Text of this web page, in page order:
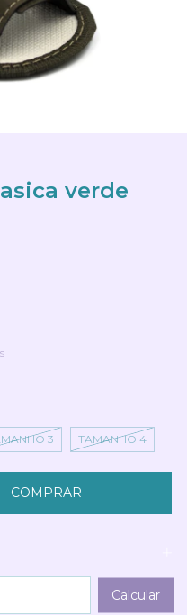
verde
3 TAMANHO 4
Calcular